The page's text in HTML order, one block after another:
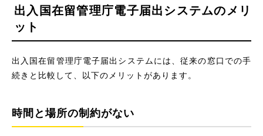
出入国在留管理庁電子届出システムのメリ
ット
出入国在留管理庁電子届出システムには、従来の窓口での手
続きと比較して、以下のメリットがあります。
時間と場所の制約がない